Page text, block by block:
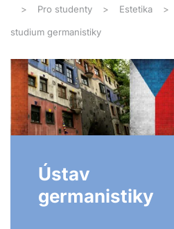
Pro studenty Estetika
studium germanistiky
Ústav
germanistiky